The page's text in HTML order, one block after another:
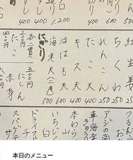
本日のメニュー